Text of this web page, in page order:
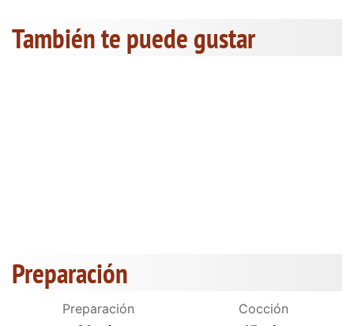
También te puede gustar
Preparación
Preparación
Cocción